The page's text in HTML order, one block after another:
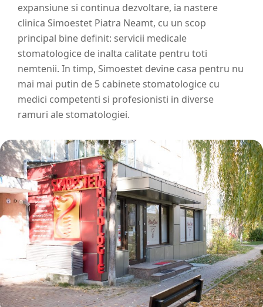
expansiune si continua dezvoltare, ia nastere
clinica Simoestet Piatra Neamt, cu un scop
principal bine definit: servicii medicale
stomatologice de inalta calitate pentru toti
nemtenii. In timp, Simoestet devine casa pentru nu
mai mai putin de 5 cabinete stomatologice cu
medici competenti si profesionisti in diverse
ramuri ale stomatologiei.